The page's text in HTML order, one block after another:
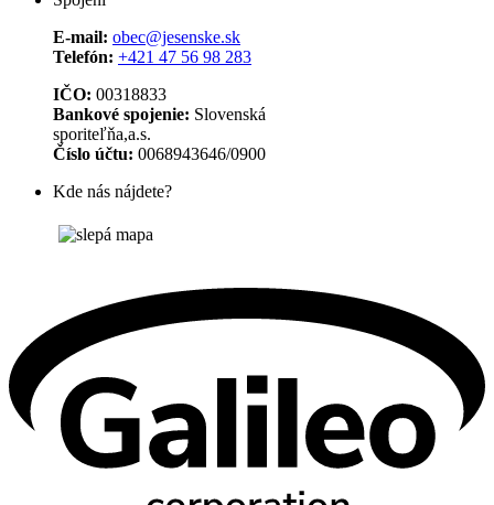
E-mail: obec@jesenske.sk
Telefón: +421 47 56 98 283
IČO: 00318833
Bankové spojenie: Slovenská
sporiteľňa,a.s.
Číslo účtu: 0068943646/0900
Kde nás nájdete?